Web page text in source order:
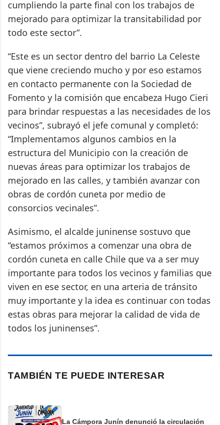
cumpliendo la parte final con los trabajos de
mejorado para optimizar la transitabilidad por
todo este sector”.
“Este es un sector dentro del barrio La Celeste
que viene creciendo mucho y por eso estamos
en contacto permanente con la Sociedad de
Fomento y la comisión que encabeza Hugo Cieri
para brindar respuestas a las necesidades de los
vecinos”, subrayó el jefe comunal y completó:
“Implementamos algunos cambios en la
estructura del Municipio con la creación de
nuevas áreas para optimizar los trabajos de
mejorado en las calles, y también avanzar con
obras de cordón cuneta por medio de
consorcios vecinales”.
Asimismo, el alcalde juninense sostuvo que
“estamos próximos a comenzar una obra de
cordón cuneta en calle Chile que va a ser muy
importante para todos los vecinos y familias que
viven en ese sector, en una arteria de tránsito
muy importante y la idea es continuar con todas
estas obras para mejorar la calidad de vida de
todos los juninenses”.
TAMBIÉN TE PUEDE INTERESAR
La Cámpora Junín denunció la circulación